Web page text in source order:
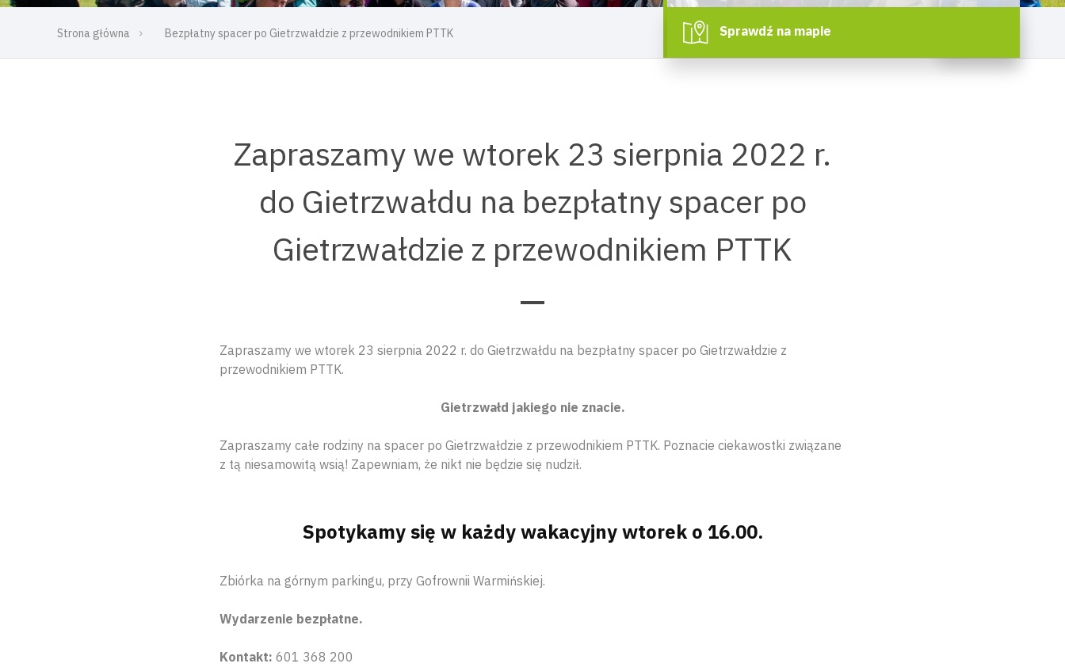
Strona główna Bezpłatny spacer po Gietrzwałdzie z przewodnikiem PTTK Sprawdź na mapie
Zapraszamy we wtorek 23 sierpnia 2022 r.
do Gietrzwałdu na bezpłatny spacer po
Gietrzwałdzie z przewodnikiem PTTK
Zapraszamy we wtorek 23 sierpnia 2022 r. do Gietrzwałdu na bezpłatny spacer po Gietrzwałdzie z
przewodnikiem PTTK.
Gietrzwałd jakiego nie znacie.
Zapraszamy całe rodziny na spacer po Gietrzwałdzie z przewodnikiem PTTK. Poznacie ciekawostki związane
z tą niesamowitą wsią! Zapewniam, że nikt nie będzie się nudził.
Spotykamy się w każdy wakacyjny wtorek o 16.00.
Zbiórka na górnym parkingu, przy Gofrownii Warmińskiej.
Wydarzenie bezpłatne.
Kontakt: 601 368 200